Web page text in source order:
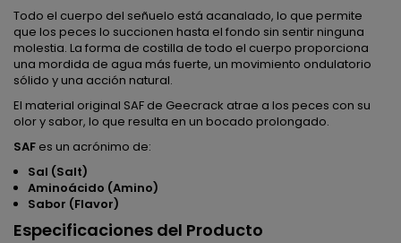
Todo el cuerpo del señuelo está acanalado, lo que permite
que los peces lo succionen hasta el fondo sin sentir ninguna
molestia. La forma de costilla de todo el cuerpo proporciona
una mordida de agua más fuerte, un movimiento ondulatorio
sólido y una acción natural.
El material original SAF de Geecrack atrae a los peces con su
olor y sabor, lo que resulta en un bocado prolongado.
SAF es un acrónimo de:
Sal (Salt)
Aminoácido (Amino)
Sabor (Flavor)
Especificaciones del Producto